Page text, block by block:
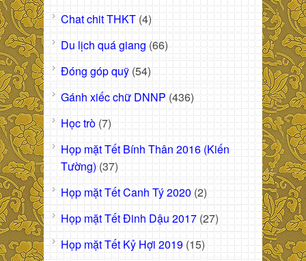
Chat chit THKT (4)
Du lịch quá giang (66)
Đóng góp quỹ (54)
Gánh xiếc chữ DNNP (436)
Học trò (7)
Họp mặt Tết Bính Thân 2016 (Kiến
Tường) (37)
Họp mặt Tết Canh Tý 2020 (2)
Họp mặt Tết Đinh Dậu 2017 (27)
Họp mặt Tết Kỷ Hợi 2019 (15)